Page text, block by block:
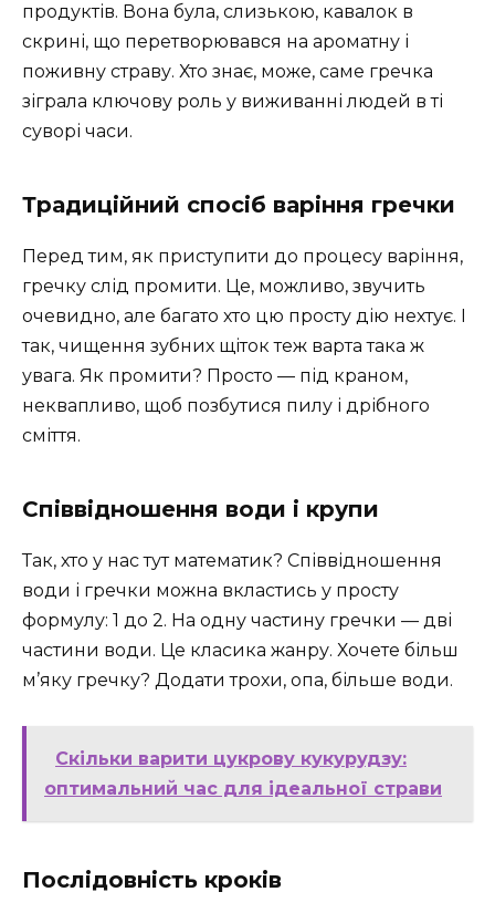
продуктів. Вона була, слизькою, кавалок в
скрині, що перетворювався на ароматну і
поживну страву. Хто знає, може, саме гречка
зіграла ключову роль у виживанні людей в ті
суворі часи.
Традиційний спосіб варіння гречки
Перед тим, як приступити до процесу варіння,
гречку слід промити. Це, можливо, звучить
очевидно, але багато хто цю просту дію нехтує. І
так, чищення зубних щіток теж варта така ж
увага. Як промити? Просто — під краном,
неквапливо, щоб позбутися пилу і дрібного
сміття.
Співвідношення води і крупи
Так, хто у нас тут математик? Співвідношення
води і гречки можна вкластись у просту
формулу: 1 до 2. На одну частину гречки — дві
частини води. Це класика жанру. Хочете більш
м’яку гречку? Додати трохи, опа, більше води.
Скільки варити цукрову кукурудзу:
оптимальний час для ідеальної страви
Послідовність кроків